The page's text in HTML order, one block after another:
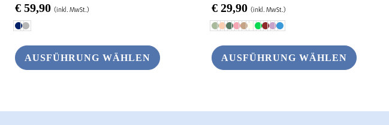
€ 59,90 (inkl. MwSt.)
AUSFÜHRUNG WÄHLEN
€29,90 (inkl. MwSt.)
AUSFÜHRUNG WÄHLEN